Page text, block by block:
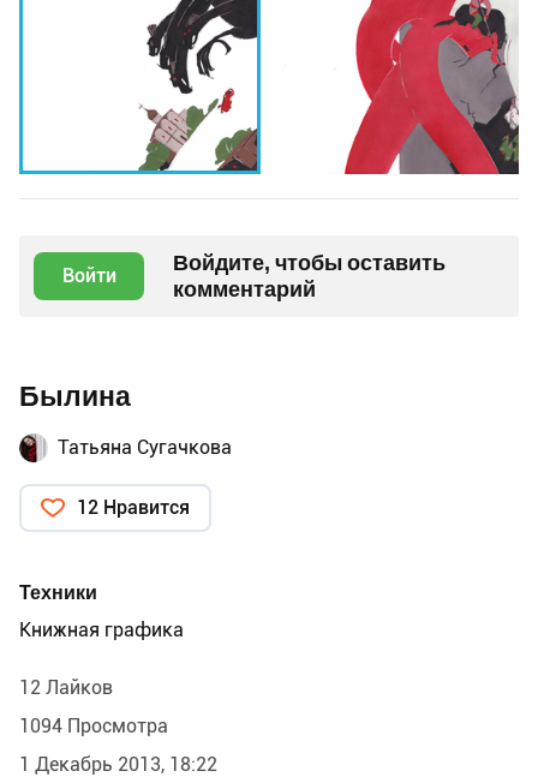
Войти
Войдите, чтобы оставить
комментарий
Былина
Татьяна Сугачкова
12 Нравится
Техники
Книжная графика
12 Лайков
1094 Просмотра
1 Декабрь 2013, 18:22